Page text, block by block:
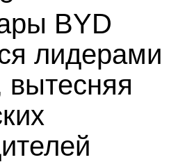
BYD
лидерами
вытесняя